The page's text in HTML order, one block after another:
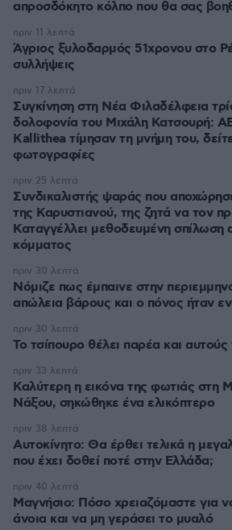
απροσδόκητο κόλπο που θα σας
Άγριος ξυλοδαρμός 51χρονου στο
συλλήψεις
πριν 11 λεπτά
Συγκίνηση στη Νέα Φιλαδέλφεια
δολοφονία του Μιχάλη Κατσουρή:
Kallithea τίμησαν τη μνήμη του,
φωτογραφίες
πριν 17 λεπτά
Συνδικαλιστής ψαράς που
της Καρυστιανού, της ζητά να τον
Καταγγέλλει μεθοδευμένη σπίλωση
κόμματος
πριν 25 λεπτά
Νόμιζε πως έμπαινε στην
απώλεια βάρους και ο πόνος ήταν
πριν 30 λεπτά
Το τσίπουρο θέλει παρέα και
πριν 30 λεπτά
Καλύτερη η εικόνα της φωτιάς στη
Νάξου, σηκώθηκε ένα ελικόπτερο
πριν 33 λεπτά
Αυτοκίνητο: Θα έρθει τελικά η
που έχει δοθεί ποτέ στην Ελλάδα;
πριν 38 λεπτά
Μαγνήσιο: Πόσο χρειαζόμαστε για
άνοια και να μη γεράσει το μυαλό
πριν 40 λεπτά